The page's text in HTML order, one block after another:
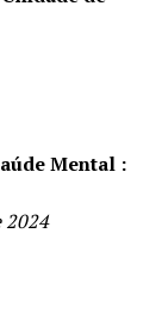
Mental :
2024